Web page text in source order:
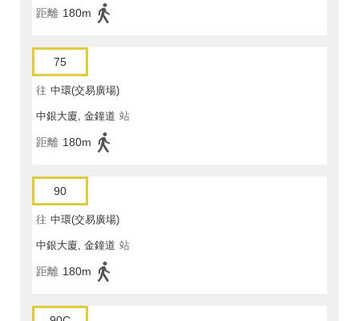
距離 180m
75
往 中環(交易廣場)
中銀大廈, 金鐘道 站
距離 180m
90
往 中環(交易廣場)
中銀大廈, 金鐘道 站
距離 180m